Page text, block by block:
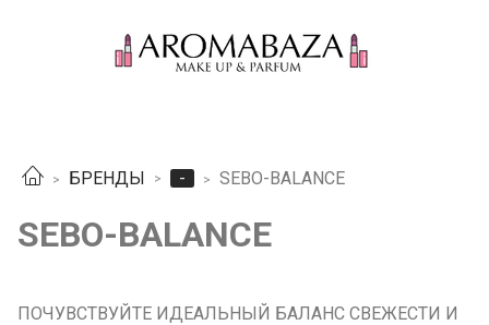
БРЕНДЫ - SEBO-BALANCE
SEBO-BALANCE
ПОЧУВСТВУЙТЕ ИДЕАЛЬНЫЙ БАЛАНС СВЕЖЕСТИ И